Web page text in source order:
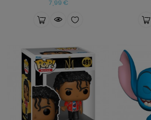
7,99 €